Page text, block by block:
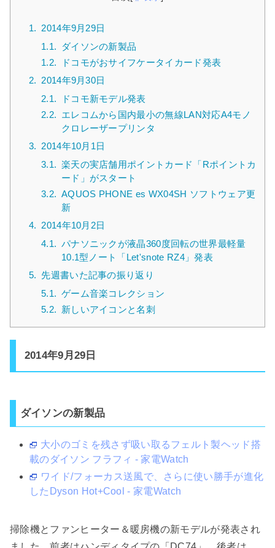
1. 2014年9月29日
1.1.
ダイソンの新製品
1.2.
ドコモがおサイフケータイカード発表
2. 2014年9月30日
2.1.
ドコモ新モデル発表
2.2. エレコムから国内最小の無線LAN対応A4モノ
クロレーザープリンタ
3. 2014年10月1日
3.1. 楽天の実店舗用ポイントカード「Rポイントカ
ード」がスタート
3.2. AQUOS PHONE es WX04SH ソフトウェア更
新
4. 2014年10月2日
4.1. パナソニックが液晶360度回転の世界最軽量
10.1型ノート「Let'snote RZ4」発表
5. 先週書いた記事の振り返り
5.1. ゲーム音楽コレクション
5.2. 新しいアイコンと名刺
2014年9月29日
ダイソンの新製品
大小のゴミを残さず吸い取るフェルト製ヘッド搭
載のダイソン フラフィ - 家電Watch
ワイド/フォーカス送風で、さらに使い勝手が進化
したDyson Hot+Cool - 家電Watch
掃除機とファンヒーター＆暖房機の新モデルが発表され